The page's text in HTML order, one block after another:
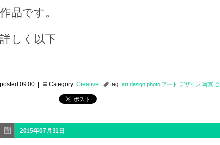
作品です。
詳しく以下
posted 09:00 | Category: Creative tag: art design photo アート デザイン 写真
2015年07月31日